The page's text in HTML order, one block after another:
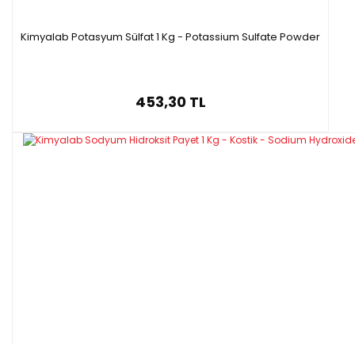
Kimyalab Potasyum Sülfat 1 Kg - Potassium Sulfate Powder
453,30 TL